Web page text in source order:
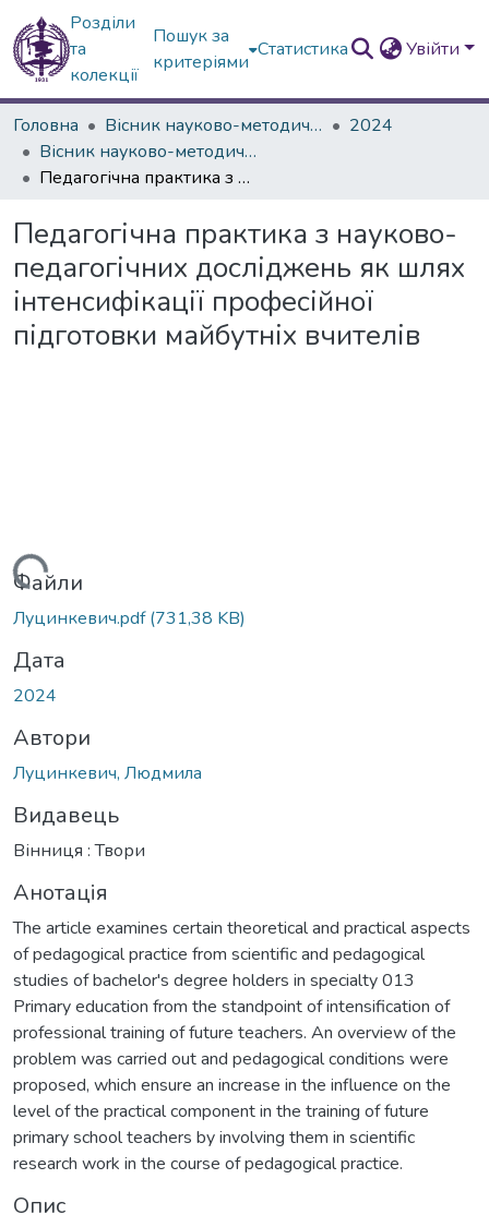
Розділи
та
колекції
Пошук за
критеріями
Статистика Увійти
Головна Вісник науково-методичних досліджень ВГПК
2024
Вісник науково-методичних досліджень ВГПК № 3 (47)
Педагогічна практика з науково-педагогічних досліджень як шлях інтенсифікації професійної підготовки майбутніх вчителів
Педагогічна практика з науково-
педагогічних досліджень як шлях
інтенсифікації професійної
підготовки майбутніх вчителів
Файли
Луцинкевич.pdf(731,38 KB)
Дата
2024
Автори
Луцинкевич, Людмила
Видавець
Вінниця : Твори
Анотація
The article examines certain theoretical and practical aspects
of pedagogical practice from scientific and pedagogical
studies of bachelor's degree holders in specialty 013
Primary education from the standpoint of intensification of
professional training of future teachers. An overview of the
problem was carried out and pedagogical conditions were
proposed, which ensure an increase in the influence on the
level of the practical component in the training of future
primary school teachers by involving them in scientific
research work in the course of pedagogical practice.
Опис